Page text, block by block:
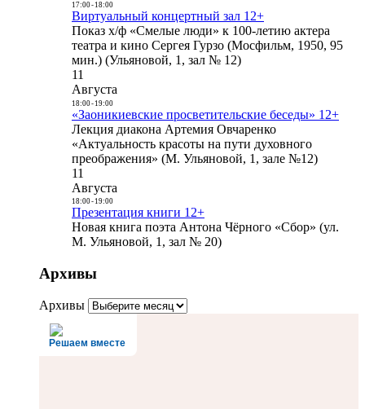
17:00- 18:00
Виртуальный концертный зал 12+
Показ х/ф «Смелые люди» к 100-летию актера
театра и кино Сергея Гурзо (Мосфильм, 1950, 95
мин.) (Ульяновой, 1, зал № 12)
11
Августа
18:00- 19:00
«Заоникиевские просветительские беседы» 12+
Лекция диакона Артемия Овчаренко
«Актуальность красоты на пути духовного
преображения» (М. Ульяновой, 1, зале №12)
11
Августа
18:00- 19:00
Презентация книги 12+
Новая книга поэта Антона Чёрного «Сбор» (ул.
М. Ульяновой, 1, зал № 20)
Архивы
Архивы
Решаем вместе